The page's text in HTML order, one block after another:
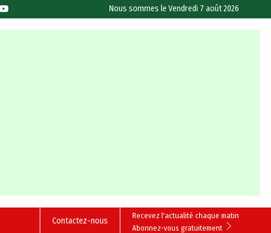
Nous sommes leVendredi 7 août 2026
Recevez l'actualité chaque matin
Abonnez-vous gratuitement
Contactez-nous